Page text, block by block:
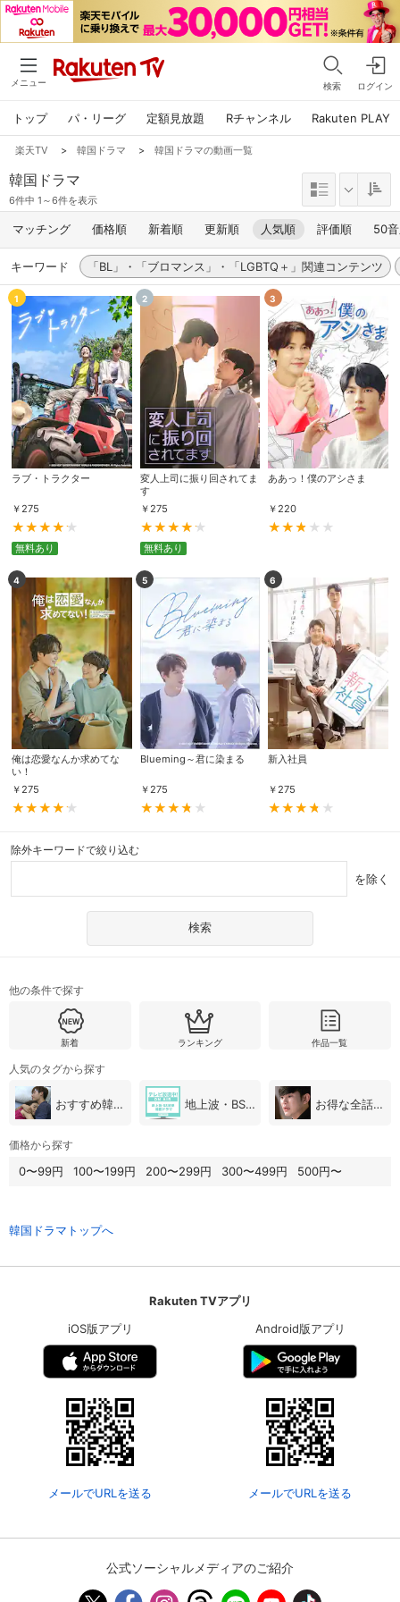
メニュー 検索 ログイン
トップ パ・リーグ 定額見放題 Rチャンネル Rakuten PLAY
会員情報
ジットカード情報の変更が可能です。
決済方法変更 決済方法の変更が可能です。
楽天TV > 韓国ドラマ > 韓国ドラマの動画一覧
韓国ドラマ
6件中 1～6件を表示
マッチング 価格順 新着順 更新順 人気順 評価順 50
キーワード 「BL」・「ブロマンス」・「LGBTQ＋」関連コンテンツ
1
ラブ・トラクター
￥ 275
無料あり
2
変人上司に振り回されてま
す
￥ 275
無料あり
3
ああっ！僕のアシさま
￥ 220
4
俺は恋愛なんか求めてな
い！
￥ 275
5
Blueming～君に染まる
￥ 275
6
新入社員
￥ 275
除外キーワードで絞り込む
を除く
他の条件で探す
新着 ランキング 作品一覧
人気のタグから探す
おすすめ韓国ドラマ 地上波・BS放送（韓国ドラマ） お得な全話パック
価格から探す
0〜99円 100〜199円 200〜299円 300〜499円 500円〜
韓国ドラマトップへ
Rakuten TVアプリ
iOS版アプリ
メールでURLを送る
Android版アプリ
メールでURLを送る
公式ソーシャルメディアのご紹介